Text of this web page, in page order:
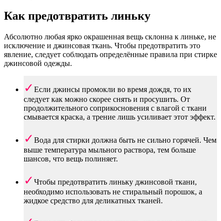
Как предотвратить линьку
Абсолютно любая ярко окрашенная вещь склонна к линьке, не
исключение и джинсовая ткань. Чтобы предотвратить это
явление, следует соблюдать определённые правила при стирке
джинсовой одежды.
Если джинсы промокли во время дождя, то их
следует как можно скорее снять и просушить. От
продолжительного соприкосновения с влагой с ткани
смывается краска, а трение лишь усиливает этот эффект.
Вода для стирки должна быть не сильно горячей. Чем
выше температура мыльного раствора, тем больше
шансов, что вещь полиняет.
Чтобы предотвратить линьку джинсовой ткани,
необходимо использовать не стиральный порошок, а
жидкое средство для деликатных тканей.